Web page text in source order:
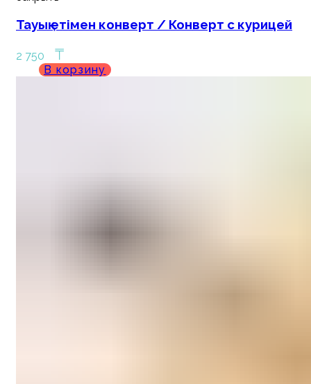
Тауық етімен конверт / Конверт с курицей
2 750 ₸
В корзину